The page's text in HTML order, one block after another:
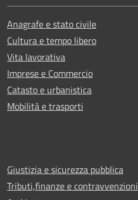
Anagrafe e stato civile
Cultura e tempo libero
Vita lavorativa
Imprese e Commercio
Catasto e urbanistica
Mobilità e trasporti
Giustizia e sicurezza pubblica
Tributi,finanze e contravvenzioni